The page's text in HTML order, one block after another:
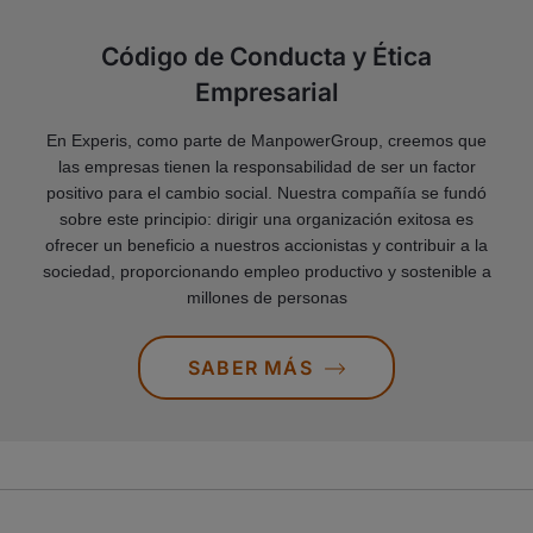
Código de Conducta y Ética
Empresarial
En Experis, como parte de ManpowerGroup, creemos que
las empresas tienen la responsabilidad de ser un factor
positivo para el cambio social. Nuestra compañía se fundó
sobre este principio: dirigir una organización exitosa es
ofrecer un beneficio a nuestros accionistas y contribuir a la
sociedad, proporcionando empleo productivo y sostenible a
millones de personas
SABER MÁS